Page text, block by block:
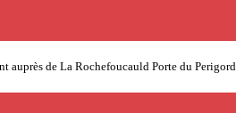
auprès de La Rochefoucauld Porte du Perigord